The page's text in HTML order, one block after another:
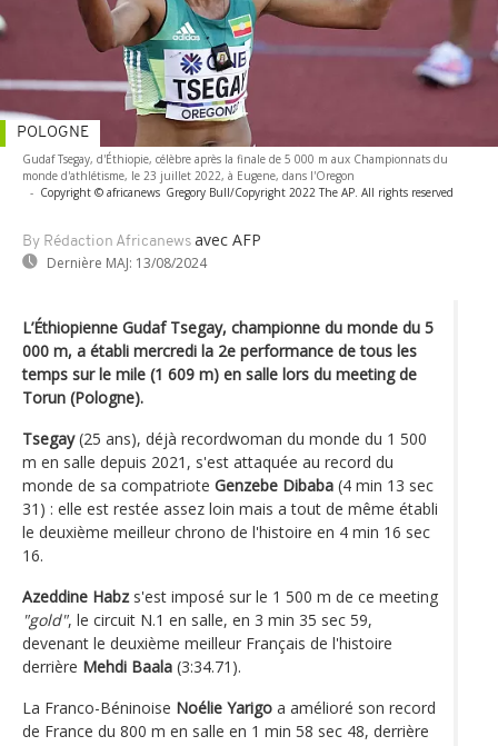
Gudaf Tsegay, d'Éthiopie, célèbre après la finale de 5 000 m aux Championnats du
monde d'athlétisme, le 23 juillet 2022, à Eugene, dans l'Oregon
- Copyright © africanews Gregory Bull/Copyright 2022 The AP. All rights reserved
By Rédaction Africanews avec AFP
Dernière MAJ: 13/08/2024
POLOGNE
L’Éthiopienne Gudaf Tsegay, championne du monde du 5
000 m, a établi mercredi la 2e performance de tous les
temps sur le mile (1 609 m) en salle lors du meeting de
Torun (Pologne).
Tsegay(25 ans), déjà recordwoman du monde du 1 500
m en salle depuis 2021, s'est attaquée au record du
monde de sa compatriote Genzebe Dibaba (4 min 13 sec
31) : elle est restée assez loin mais a tout de même établi
le deuxième meilleur chrono de l'histoire en 4 min 16 sec
16.
Azeddine Habzs'est imposé sur le 1 500 m de ce meeting
"gold", le circuit N.1 en salle, en 3 min 35 sec 59,
devenant le deuxième meilleur Français de l'histoire
derrière Mehdi Baala (3:34.71).
La Franco-Béninoise Noélie Yarigo a amélioré son record
de France du 800 m en salle en 1 min 58 sec 48, derrière